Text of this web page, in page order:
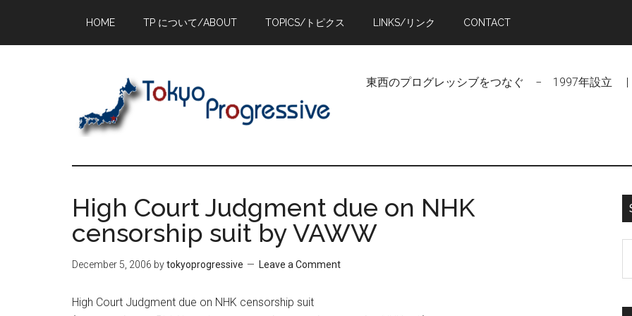
main
primary
footer
HOME TP について/ABOUT TOPICS/トピクス LINKS/リンク CONTACT
東西のプログレッシブをつなぐ − 1997年設立 |
High Court Judgment due on NHK
censorship suit by VAWW
December 5, 2006 bytokyoprogressive Leave a Comment
High Court Judgment due on NHK censorship suit